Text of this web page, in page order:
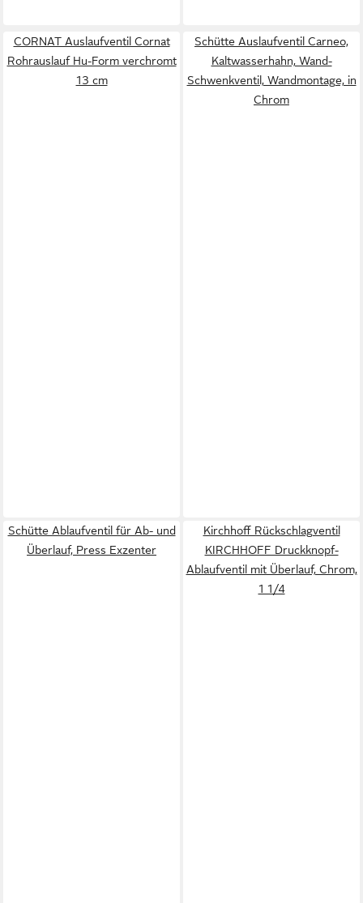
CORNAT Auslaufventil Cornat
Rohrauslauf Hu-Form verchromt
13 cm
Schütte Auslaufventil Carneo,
Kaltwasserhahn, Wand-
Schwenkventil, Wandmontage, in
Chrom
Schütte Ablaufventil für Ab- und
Überlauf, Press Exzenter
Kirchhoff Rückschlagventil
KIRCHHOFF Druckknopf-
Ablaufventil mit Überlauf, Chrom,
1 1/4